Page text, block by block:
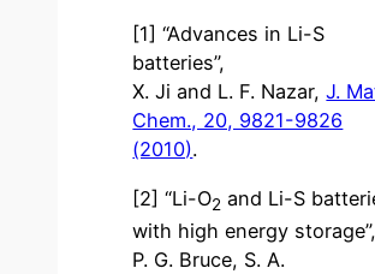
[1] “Advances in Li-S
batteries”,
X. Ji and L. F. Nazar,J.
Chem., 20, 9821-9826
(2010).
[2] “Li-O2 and Li-S
with high energy storage”,
P. G. Bruce, S. A.